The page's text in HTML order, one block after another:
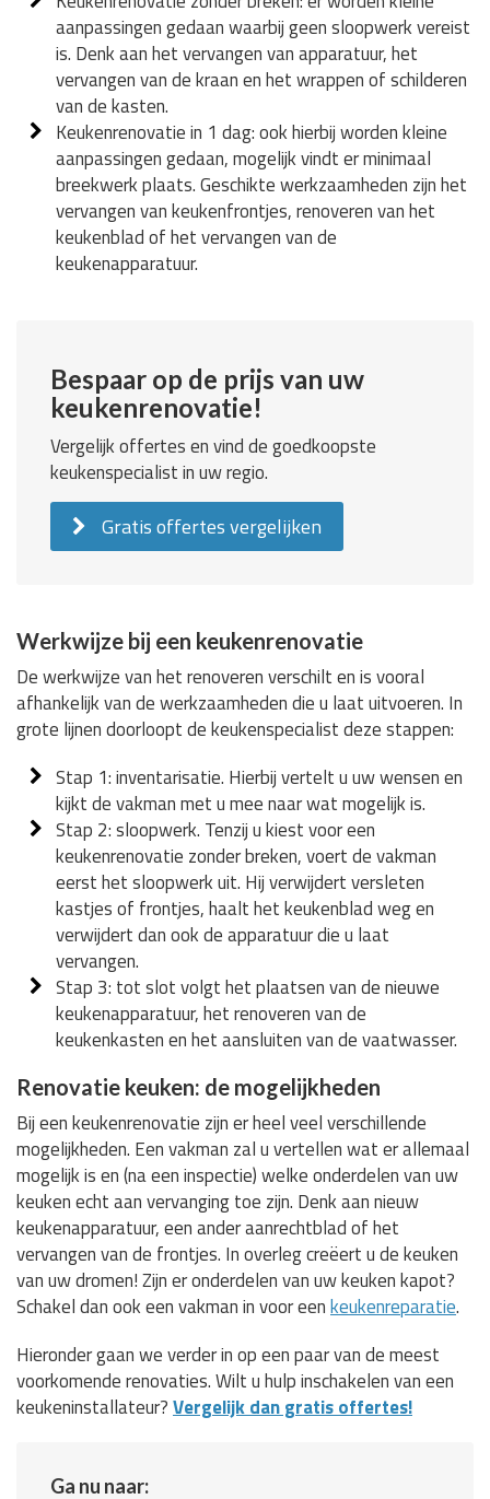
aanpassingen gedaan waarbij geen sloopwerk vereist
is. Denk aan het vervangen van apparatuur, het
vervangen van de kraan en het wrappen of schilderen
van de kasten.
Keukenrenovatie in 1 dag: ook hierbij worden kleine
aanpassingen gedaan, mogelijk vindt er minimaal
breekwerk plaats. Geschikte werkzaamheden zijn het
vervangen van keukenfrontjes, renoveren van het
keukenblad of het vervangen van de
keukenapparatuur.
Bespaar op de prijs van uw
keukenrenovatie!
Vergelijk offertes en vind de goedkoopste
keukenspecialist in uw regio.
Gratis offertes vergelijken
Werkwijze bij een keukenrenovatie
De werkwijze van het renoveren verschilt en is vooral
afhankelijk van de werkzaamheden die u laat uitvoeren. In
grote lijnen doorloopt de keukenspecialist deze stappen:
Stap 1: inventarisatie. Hierbij vertelt u uw wensen en
kijkt de vakman met u mee naar wat mogelijk is.
Stap 2: sloopwerk. Tenzij u kiest voor een
keukenrenovatie zonder breken, voert de vakman
eerst het sloopwerk uit. Hij verwijdert versleten
kastjes of frontjes, haalt het keukenblad weg en
verwijdert dan ook de apparatuur die u laat
vervangen.
Stap 3: tot slot volgt het plaatsen van de nieuwe
keukenapparatuur, het renoveren van de
keukenkasten en het aansluiten van de vaatwasser.
Renovatie keuken: de mogelijkheden
Bij een keukenrenovatie zijn er heel veel verschillende
mogelijkheden. Een vakman zal u vertellen wat er allemaal
mogelijk is en (na een inspectie) welke onderdelen van uw
keuken echt aan vervanging toe zijn. Denk aan nieuw
keukenapparatuur, een ander aanrechtblad of het
vervangen van de frontjes. In overleg creëert u de keuken
van uw dromen! Zijn er onderdelen van uw keuken kapot?
Schakel dan ook een vakman in voor eenkeukenreparatie.
Hieronder gaan we verder in op een paar van de meest
voorkomende renovaties. Wilt u hulp inschakelen van een
keukeninstallateur?Vergelijk dan gratis offertes!
Ga nu naar: